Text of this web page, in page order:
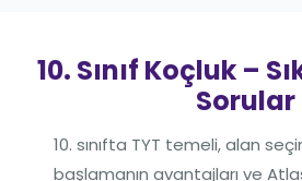
10. Sınıf Koçluk –
Sorular
10. sınıfta TYT temeli, alan
başlamanın avantajları ve